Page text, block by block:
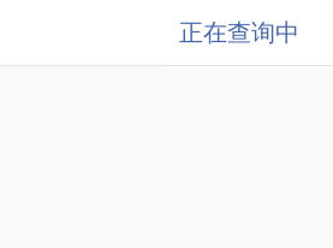
正在查询中